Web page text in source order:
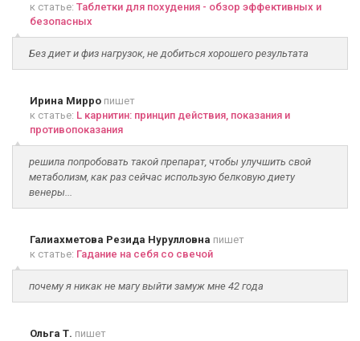
к статье: Таблетки для похудения - обзор эффективных и
безопасных
Без диет и физ нагрузок, не добиться хорошего результата
Ирина Мирро пишет
к статье: L карнитин: принцип действия, показания и
противопоказания
решила попробовать такой препарат, чтобы улучшить свой
метаболизм, как раз сейчас использую белковую диету
венеры...
Галиахметова Резида Нурулловна пишет
к статье: Гадание на себя со свечой
почему я никак не магу выйти замуж мне 42 года
Ольга Т. пишет